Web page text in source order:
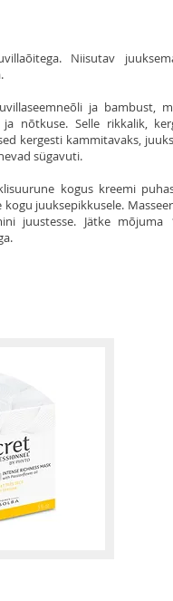
Niisutav
ja bambust,
nõtkuse. Selle rikkalik,
kergesti kammitavaks,
sügavuti.
kogus kreemi
juuksepikkusele.
juustesse. Jätke mõjuma